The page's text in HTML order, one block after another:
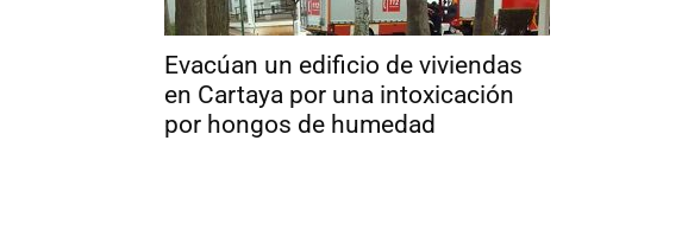
Evacúan un edificio de viviendas
en Cartaya por una intoxicación
por hongos de humedad